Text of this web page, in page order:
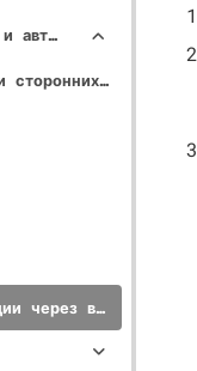
Настройка аутентификации и авторизации
Настройка аутентификации сторонних сервисов
Отключение аутентификации через внешний провайдер